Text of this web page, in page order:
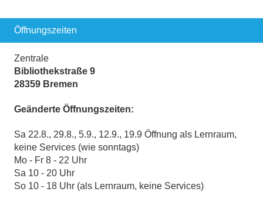
Öffnungszeiten
Zentrale
Bibliothekstraße 9
28359 Bremen
Geänderte Öffnungszeiten:
Sa 22.8., 29.8., 5.9., 12.9., 19.9 Öffnung als Lernraum,
keine Services (wie sonntags)
Mo - Fr 8 - 22 Uhr
Sa 10 - 20 Uhr
So 10 - 18 Uhr (als Lernraum, keine Services)